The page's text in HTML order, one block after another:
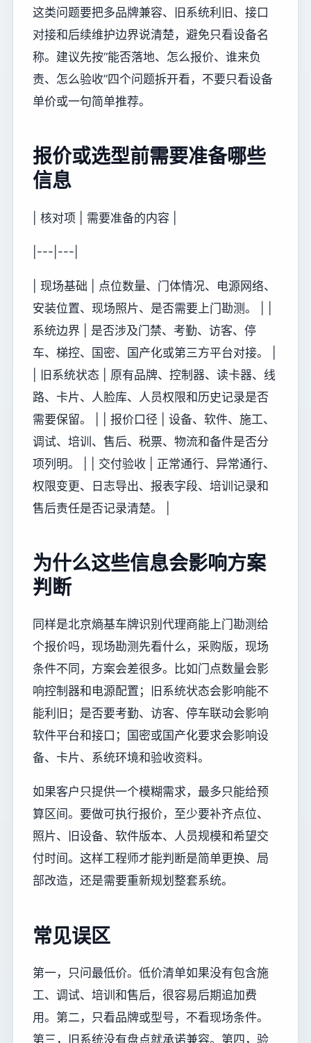
这类问题要把多品牌兼容、旧系统利旧、接口
对接和后续维护边界说清楚，避免只看设备名
称。建议先按“能否落地、怎么报价、谁来负
责、怎么验收”四个问题拆开看，不要只看设备
单价或一句简单推荐。
报价或选型前需要准备哪些
信息
| 核对项 | 需要准备的内容 |
|---|---|
| 现场基础 | 点位数量、门体情况、电源网络、
安装位置、现场照片、是否需要上门勘测。 | |
系统边界 | 是否涉及门禁、考勤、访客、停
车、梯控、国密、国产化或第三方平台对接。 |
| 旧系统状态 | 原有品牌、控制器、读卡器、线
路、卡片、人脸库、人员权限和历史记录是否
需要保留。 | | 报价口径 | 设备、软件、施工、
调试、培训、售后、税票、物流和备件是否分
项列明。 | | 交付验收 | 正常通行、异常通行、
权限变更、日志导出、报表字段、培训记录和
售后责任是否记录清楚。 |
为什么这些信息会影响方案
判断
同样是北京熵基车牌识别代理商能上门勘测给
个报价吗，现场勘测先看什么，采购版，现场
条件不同，方案会差很多。比如门点数量会影
响控制器和电源配置；旧系统状态会影响能不
能利旧；是否要考勤、访客、停车联动会影响
软件平台和接口；国密或国产化要求会影响设
备、卡片、系统环境和验收资料。
如果客户只提供一个模糊需求，最多只能给预
算区间。要做可执行报价，至少要补齐点位、
照片、旧设备、软件版本、人员规模和希望交
付时间。这样工程师才能判断是简单更换、局
部改造，还是需要重新规划整套系统。
常见误区
第一，只问最低价。低价清单如果没有包含施
工、调试、培训和售后，很容易后期追加费
用。第二，只看品牌或型号，不看现场条件。
第三，旧系统没有盘点就承诺兼容。第四，验